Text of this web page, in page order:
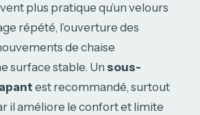
plus pratique qu’un velours
répété, l’ouverture des
de chaise
surface stable. Un sous-
est recommandé, surtout
il améliore le confort et limite